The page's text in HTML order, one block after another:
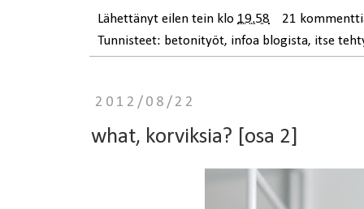
Lähettänyt eilen tein klo 19.58
21
Tunnisteet: betonityöt, infoa blogista, itse
2012/08/22
what, korviksia? [osa 2]